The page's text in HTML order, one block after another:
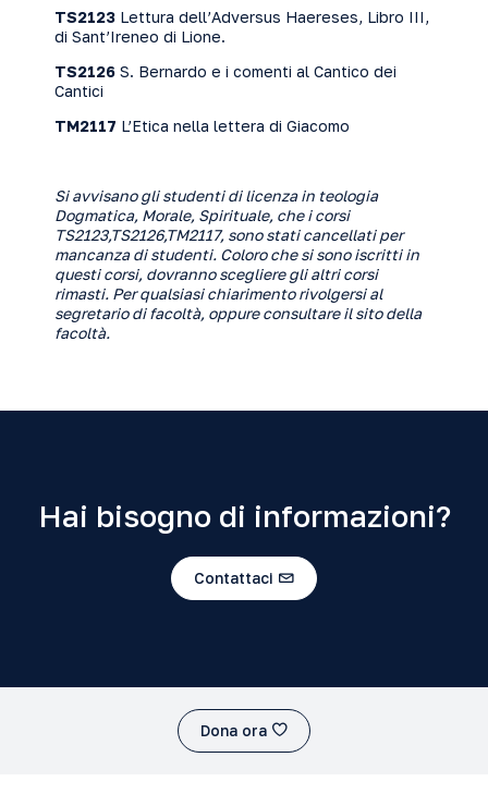
TS2123 Lettura dell’Adversus Haereses, Libro III,
di Sant’Ireneo di Lione.
TS2126 S. Bernardo e i comenti al Cantico dei
Cantici
TM2117 L’Etica nella lettera di Giacomo
Si avvisano gli studenti di licenza in teologia
Dogmatica, Morale, Spirituale, che i corsi
TS2123,TS2126,TM2117, sono stati cancellati per
mancanza di studenti. Coloro che si sono iscritti in
questi corsi, dovranno scegliere gli altri corsi
rimasti. Per qualsiasi chiarimento rivolgersi al
segretario di facoltà, oppure consultare il sito della
facoltà.
Hai bisogno di informazioni?
Contattaci
Dona ora